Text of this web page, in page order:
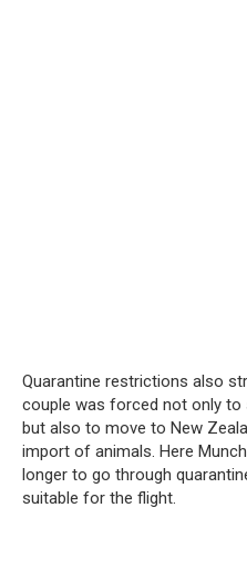
Quarantine restrictions also
couple was forced not only to
but also to move to New
import of animals. Here
longer to go through
suitable for the flight.